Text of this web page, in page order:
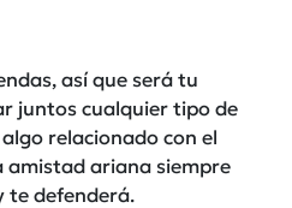
así que será tu
juntos cualquier tipo de
relacionado con el
amistad ariana siempre
te defenderá.